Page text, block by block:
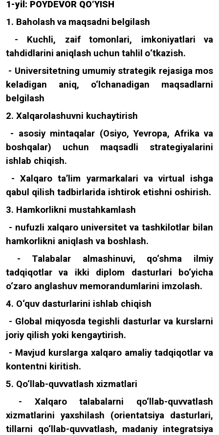
1-yil: POYDEVOR QO‘YISH
1. Baholash va maqsadni belgilash
- Kuchli, zaif tomonlari, imkoniyatlari
va
tahdidlarini aniqlash uchun tahlil o‘tkazish.
- Universitetning umumiy strategik rejasiga mos
keladigan aniq, o‘lchanadigan maqsadlarni
belgilash
2. Xalqarolashuvni kuchaytirish
- asosiy mintaqalar (Osiyo, Yevropa, Afrika va
boshqalar) uchun maqsadli strategiyalarini
ishlab chiqish.
- Xalqaro ta’lim yarmarkalari va virtual ishga
qabul qilish tadbirlarida ishtirok etishni oshirish.
3. Hamkorlikni mustahkamlash
- nufuzli xalqaro universitet va tashkilotlar bilan
hamkorlikni aniqlash va boshlash.
- Talabalar almashinuvi, qo‘shma ilmiy
tadqiqotlar va ikki diplom dasturlari bo‘yicha
o‘zaro anglashuv memorandumlarini imzolash.
4. O‘quv dasturlarini ishlab chiqish
- Global miqyosda tegishli dasturlar va kurslarni
joriy qilish yoki kengaytirish.
- Mavjud kurslarga xalqaro amaliy tadqiqotlar va
kontentni kiritish.
5. Qo‘llab-quvvatlash xizmatlari
- Xalqaro talabalarni qo‘llab-quvvatlash
xizmatlarini yaxshilash (orientatsiya dasturlari,
tillarni qo‘llab-quvvatlash, madaniy integratsiya